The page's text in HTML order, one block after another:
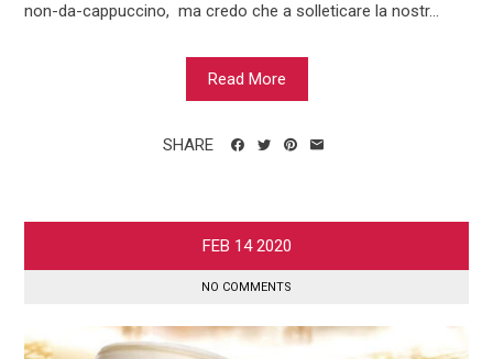
non-da-cappuccino, ma credo che a solleticare la nostr...
Read More
SHARE
FEB 14 2020
NO COMMENTS